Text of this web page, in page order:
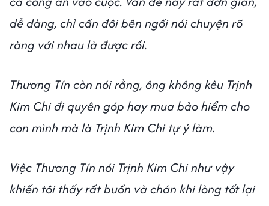
dễ dàng, chỉ cần đôi bên ngồi nói chuyện rõ
ràng với nhau là được rồi.
Thương Tín còn nói rằng, ông không kêu Trịnh
Kim Chi đi quyên góp hay mua bảo hiểm cho
con mình mà là Trịnh Kim Chi tự ý làm.
Việc Thương Tín nói Trịnh Kim Chi như vậy
khiến tôi thấy rất buồn và chán khi lòng tốt lại